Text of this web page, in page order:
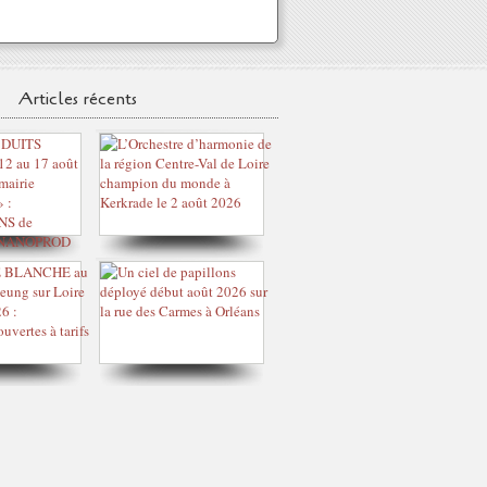
Articles récents